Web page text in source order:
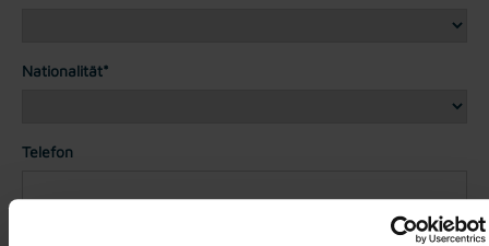
Nationalität*
Telefon
Dateianhänge (max. 30MB gesamt - Bilder, Word oder PDF)